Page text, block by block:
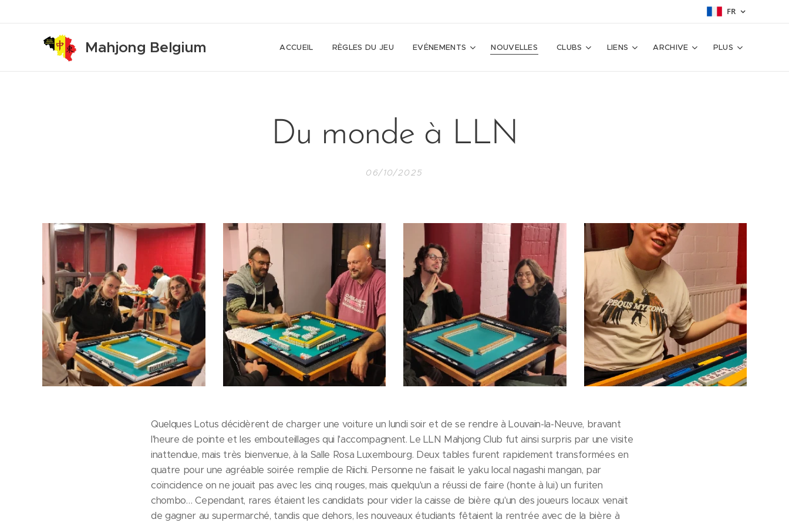
FR
Mahjong Belgium ACCUEIL RÈGLES DU JEU EVÉNEMENTS NOUVELLES CLUBS LIENS ARCHIVE PLUS
Du monde à LLN
06/10/2025
Quelques Lotus décidèrent de charger une voiture un lundi soir et de se rendre à Louvain-la-Neuve, bravant
l'heure de pointe et les embouteillages qui l'accompagnent. Le LLN Mahjong Club fut ainsi surpris par une visite
inattendue, mais très bienvenue, à la Salle Rosa Luxembourg. Deux tables furent rapidement transformées en
quatre pour une agréable soirée remplie de Riichi. Personne ne faisait le yaku local nagashi mangan, par
coïncidence on ne jouait pas avec les cinq rouges, mais quelqu'un a réussi de faire (honte à lui) un furiten
chombo… Cependant, rares étaient les candidats pour vider la caisse de bière qu'un des joueurs locaux venait
de gagner au supermarché, tandis que dehors, les nouveaux étudiants fêtaient la rentrée avec de la bière à